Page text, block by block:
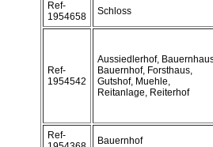
Ref-
1954658
Schloss
Ref-
1954542
Aussiedlerhof,
Bauernhof, Forsthaus,
Gutshof, Muehle,
Reitanlage, Reiterhof
Ref-
Bauernhof